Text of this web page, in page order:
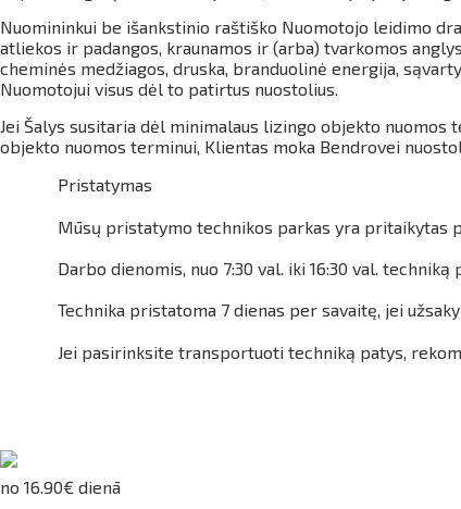
Nuomininkui be išankstinio raštiško Nuomotojo leidimo
atliekos ir padangos, kraunamos ir (arba) tvarkomos
cheminės medžiagos, druska, branduolinė energija,
Nuomotojui visus dėl to patirtus nuostolius.
Jei Šalys susitaria dėl minimalaus lizingo objekto
objekto nuomos terminui, Klientas moka Bendrovei
Pristatymas
Mūsų pristatymo technikos parkas yra pritaikytas
Darbo dienomis, nuo 7:30 val. iki 16:30 val.
Technika pristatoma 7 dienas per savaitę, jei
Jei pasirinksite transportuoti techniką patys,
no 16.90€ dienā